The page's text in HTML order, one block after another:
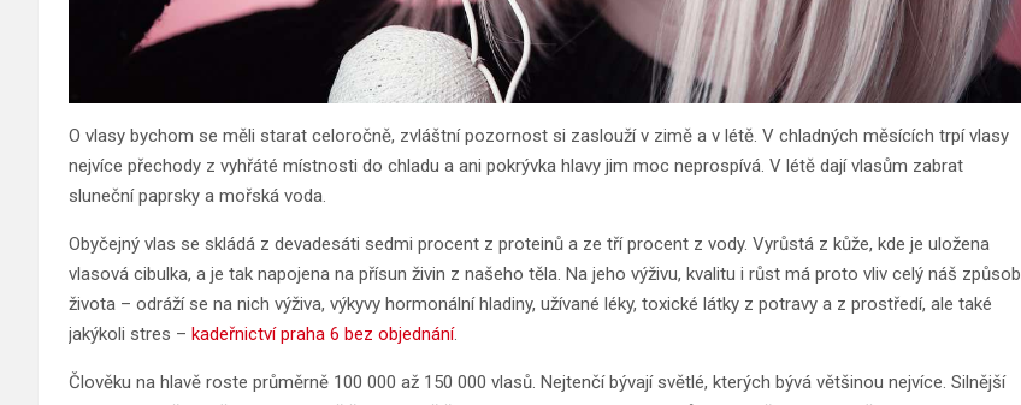
O vlasy bychom se měli starat celoročně, zvláštní pozornost si zaslouží v zimě a v létě. V chladných měsících trpí vlasy
nejvíce přechody z vyhřáté místnosti do chladu a ani pokrývka hlavy jim moc neprospívá. V létě dají vlasům zabrat
sluneční paprsky a mořská voda.
Obyčejný vlas se skládá z devadesáti sedmi procent z proteinů a ze tří procent z vody. Vyrůstá z kůže, kde je uložena
vlasová cibulka, a je tak napojena na přísun živin z našeho těla. Na jeho výživu, kvalitu i růst má proto vliv celý náš způsob
života – odráží se na nich výživa, výkyvy hormonální hladiny, užívané léky, toxické látky z potravy a z prostředí, ale také
jakýkoli stres – kadeřnictví praha 6 bez objednání.
Člověku na hlavě roste průměrně 100 000 až 150 000 vlasů. Nejtenčí bývají světlé, kterých bývá většinou nejvíce. Silnější